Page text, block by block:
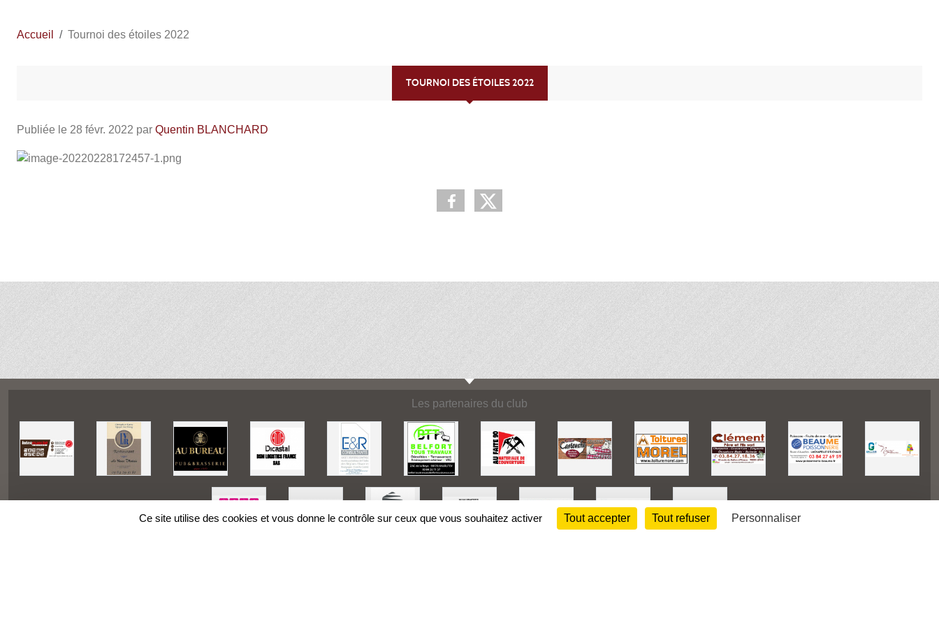
Accueil Tournoi des étoiles 2022
TOURNOI DES ÉTOILES 2022
Publiée le 28 févr. 2022 par Quentin BLANCHARD
Les partenaires du club
Ce site utilise des cookies et vous donne le contrôle sur ceux que vous souhaitez activer Tout accepter Tout refuser Personnaliser